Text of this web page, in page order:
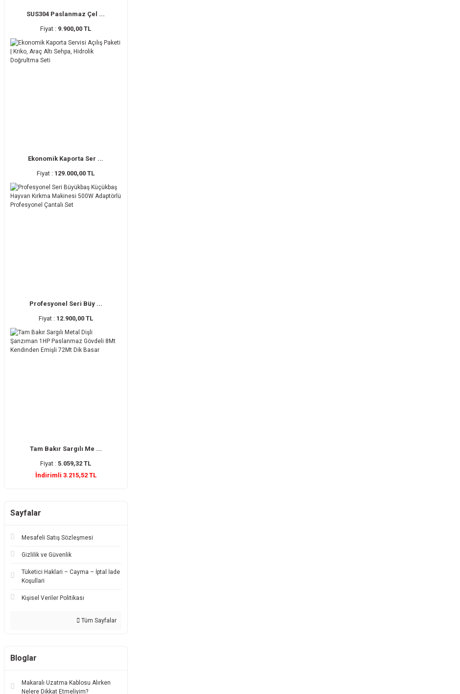
SUS304 Paslanmaz Çel ...
Fiyat : 9.900,00 TL
Ekonomik Kaporta Ser ...
Fiyat : 129.000,00 TL
Profesyonel Seri Büy ...
Fiyat : 12.900,00 TL
Tam Bakır Sargılı Me ...
Fiyat :5.059,32 TL
İndirimli 3.215,52 TL
Sayfalar
Mesafeli Satış Sözleşmesi
Gizlilik ve Güvenlik
Tüketici Haklari – Cayma – İptal İade
Koşullari
Kişisel Veriler Politikası
Tüm Sayfalar
Bloglar
Makaralı Uzatma Kablosu Alırken
Nelere Dikkat Etmeliyim?